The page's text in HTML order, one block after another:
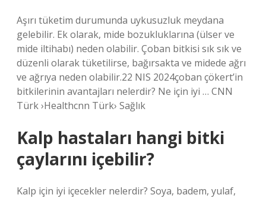
Aşırı tüketim durumunda uykusuzluk meydana
gelebilir. Ek olarak, mide bozukluklarına (ülser ve
mide iltihabı) neden olabilir. Çoban bitkisi sık sık ve
düzenli olarak tüketilirse, bağırsakta ve midede ağrı
ve ağrıya neden olabilir.22 NIS 2024çoban çökert’in
bitkilerinin avantajları nelerdir? Ne için iyi … CNN
Türk ›Healthcnn Türk› Sağlık
Kalp hastaları hangi bitki
çaylarını içebilir?
Kalp için iyi içecekler nelerdir? Soya, badem, yulaf,